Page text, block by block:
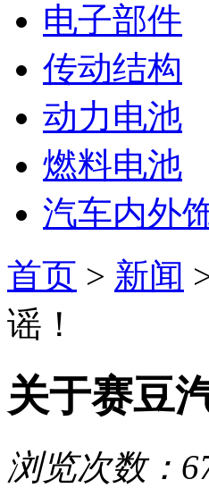
电子部件
传动结构
动力电池
燃料电池
汽车内外
首页 > 新闻
谣！
关于赛豆
浏览次数：